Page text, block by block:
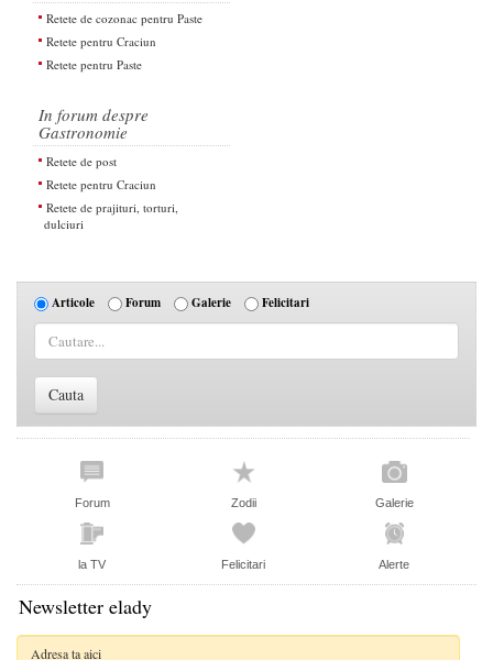
Retete de cozonac pentru Paste
Retete pentru Craciun
Retete pentru Paste
In forum despre
Gastronomie
Retete de post
Retete pentru Craciun
Retete de prajituri, torturi,
dulciuri
Articole Forum Galerie Felicitari
Forum Zodii Galerie
la TV Felicitari Alerte
Newsletter elady